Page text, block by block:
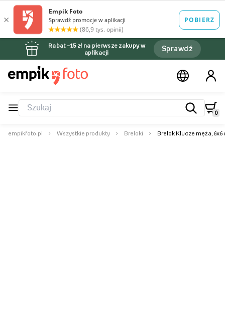
Rabat –15 zł na pierwsze zakupy w
aplikacji
Sprawdź
0
empikfoto.pl Wszystkie produkty Breloki Brelok Klucze męża, 6x6